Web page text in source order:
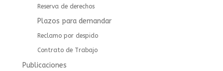
⁠⁠Reserva de derechos
Plazos para demandar
Reclamo por despido
Contrato de Trabajo
Publicaciones